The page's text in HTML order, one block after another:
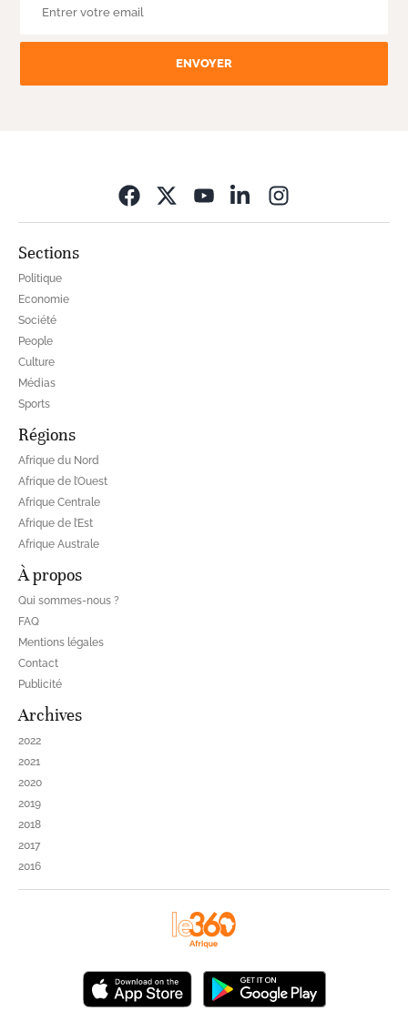
ENVOYER
Sections
Politique
Economie
Société
People
Culture
Médias
Sports
Régions
Afrique du Nord
Afrique de l’Ouest
Afrique Centrale
Afrique de l’Est
Afrique Australe
À propos
Qui sommes-nous ?
FAQ
Mentions légales
Contact
Publicité
Archives
2022
2021
2020
2019
2018
2017
2016